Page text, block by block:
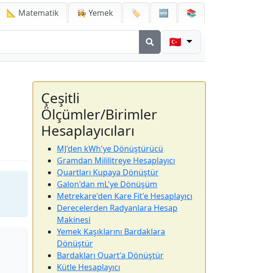
📐 Matematik 👩‍🍳 Yemek 🏷️ 🆕 📚
🇹🇷
Çeşitli
Ölçümler/Birimler
Hesaplayıcıları
MJ'den kWh'ye Dönüştürücü
Gramdan Mililitreye Hesaplayıcı
Quartları Kupaya Dönüştür
Galon'dan mL'ye Dönüşüm
Metrekare'den Kare Fit'e Hesaplayıcı
Derecelerden Radyanlara Hesap
Makinesi
Yemek Kaşıklarını Bardaklara
Dönüştür
Bardakları Quart'a Dönüştür
Kütle Hesaplayıcı